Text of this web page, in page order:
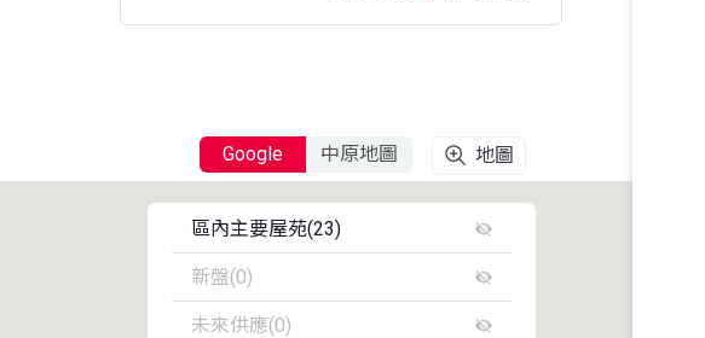
Google 中原地圖 地圖
區內主要屋苑(23)
新寶城
新盤(0)
未來供應(0)